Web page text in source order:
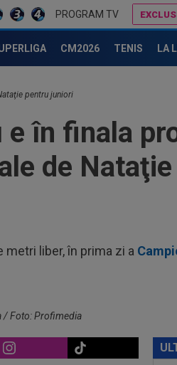
PROGRAM TV
CM2026 TENIS LA
pentru juniori
e în finala
de
metri liber, în prima zi a
/ Foto: Profimedia